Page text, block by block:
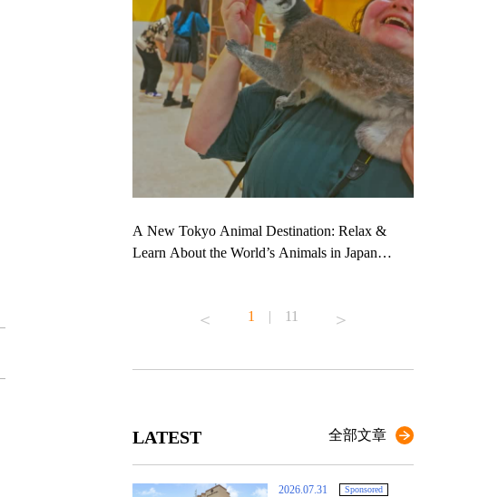
(link in bio)
#kyoto
A New Tokyo Animal Destination: Relax &
Learn About the World’s Animals in Japan
#japantrip #카피바라 #애니터치 #아이와가볼
1 | 11
LATEST 全部文章
2026.07.31 Sponsored